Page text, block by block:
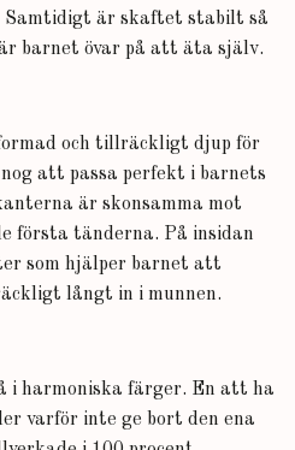
är skaftet stabilt så
barnet övar på att äta själv.
och tillräckligt djup för
att passa perfekt i barnets
är skonsamma mot
första tänderna. På insidan
som hjälper barnet att
långt in i munnen.
i harmoniska färger. En att ha
varför inte ge bort den ena